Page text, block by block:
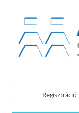
Regisztráció